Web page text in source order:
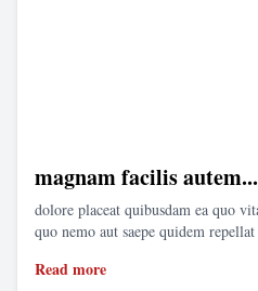
magnam facilis autem...
dolore placeat quibusdam ea quo
quo nemo aut saepe quidem
Read more